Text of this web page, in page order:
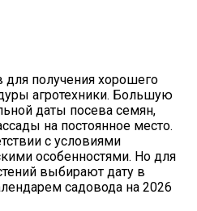
получения хорошего
агротехники. Большую
даты посева семян,
на постоянное место.
с условиями
особенностями. Но для
выбирают дату в
садовода на 2026